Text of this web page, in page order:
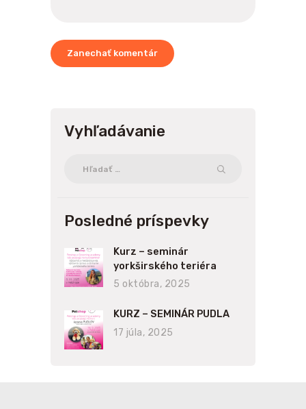
Vyhľadávanie
Posledné príspevky
Kurz – seminár
yorkširského teriéra
5 októbra, 2025
KURZ – SEMINÁR PUDLA
17 júla, 2025